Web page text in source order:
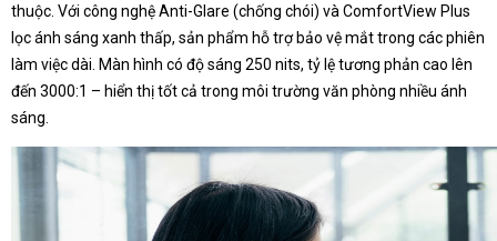
thuộc. Với công nghệ Anti-Glare (chống chói) và ComfortView Plus
lọc ánh sáng xanh thấp, sản phẩm hỗ trợ bảo vệ mắt trong các phiên
làm việc dài. Màn hình có độ sáng 250 nits, tỷ lệ tương phản cao lên
đến 3000:1 – hiển thị tốt cả trong môi trường văn phòng nhiều ánh
sáng.